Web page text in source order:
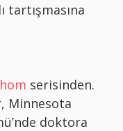
tartışmasına
serisinden.
Minnesota
doktora